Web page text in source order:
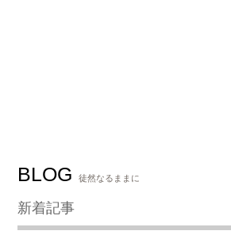
BLOG 徒然なるままに
新着記事